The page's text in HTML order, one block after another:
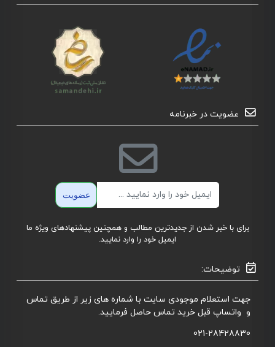
عضویت در خبرنامه
عضویت
برای با خبر شدن از جدیدترین مطالب و همچنین پیشنهادهای ویژه ما
ایمیل خود را وارد نمایید.
توضیحات:
جهت استعلام موجودی سایت با شماره های زیر از طریق تماس
و واتساپ قبل خرید تماس حاصل فرمایید.
021-28428830